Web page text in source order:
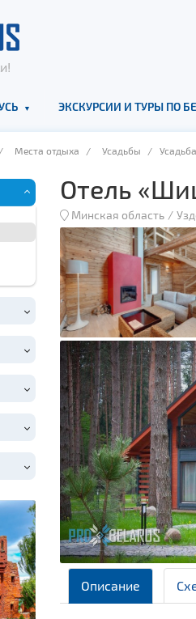
ЭКСКУРСИИ И ТУРЫ ПО
/ Места отдыха / Усадьбы /
Отель
Минская область
Описание